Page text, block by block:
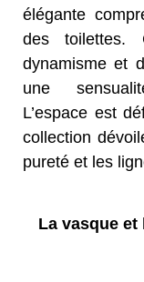
élégante
des toilettes.
dynamisme et
une
L’espace est
collection
pureté et les
La vasque